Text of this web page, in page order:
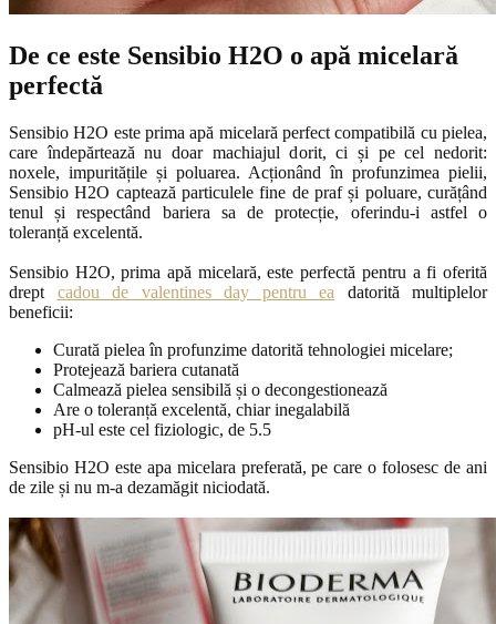
De ce este Sensibio H2O o apă micelară
perfectă
Sensibio H2O este prima apă micelară perfect compatibilă cu pielea,
care îndepărtează nu doar machiajul dorit, ci și pe cel nedorit:
noxele, impuritățile și poluarea. Acționând în profunzimea pielii,
Sensibio H2O captează particulele fine de praf și poluare, curățând
tenul și respectând bariera sa de protecție, oferindu-i astfel o
toleranță excelentă.
Sensibio H2O, prima apă micelară, este perfectă pentru a fi oferită
drept cadou de valentines day pentru ea datorită multiplelor
beneficii:
Curată pielea în profunzime datorită tehnologiei micelare;
Protejează bariera cutanată
Calmează pielea sensibilă și o decongestionează
Are o toleranță excelentă, chiar inegalabilă
pH-ul este cel fiziologic, de 5.5
Sensibio H2O este apa micelara preferată, pe care o folosesc de ani
de zile și nu m-a dezamăgit niciodată.